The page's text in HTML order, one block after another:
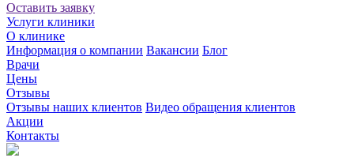
Оставить заявку
Услуги клиники
О клинике
Информация о компании Вакансии Блог
Врачи
Цены
Отзывы
Отзывы наших клиентов Видео обращения клиентов
Акции
Контакты